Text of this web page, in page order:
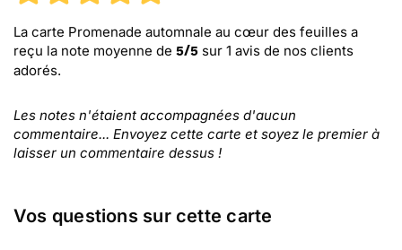
La carte Promenade automnale au cœur des feuilles a
reçu la note moyenne de 5/5 sur 1 avis de nos clients
adorés.
Les notes n'étaient accompagnées d'aucun
commentaire... Envoyez cette carte et soyez le premier à
laisser un commentaire dessus !
Vos questions sur cette carte